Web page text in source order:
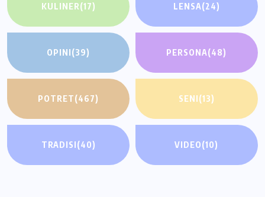
KULINER(17) LENSA(24)
OPINI(39) PERSONA(48)
POTRET(467) SENI(13)
TRADISI(40) VIDEO(10)